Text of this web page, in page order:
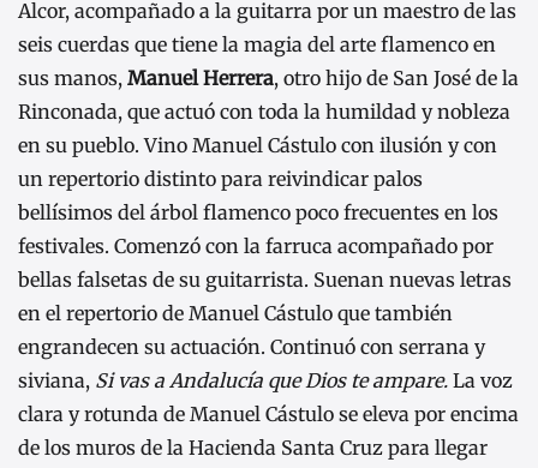
Alcor, acompañado a la guitarra por un maestro de las
seis cuerdas que tiene la magia del arte flamenco en
sus manos, Manuel Herrera, otro hijo de San José de la
Rinconada, que actuó con toda la humildad y nobleza
en su pueblo. Vino Manuel Cástulo con ilusión y con
un repertorio distinto para reivindicar palos
bellísimos del árbol flamenco poco frecuentes en los
festivales. Comenzó con la farruca acompañado por
bellas falsetas de su guitarrista. Suenan nuevas letras
en el repertorio de Manuel Cástulo que también
engrandecen su actuación. Continuó con serrana y
siviana, Si vas a Andalucía que Dios te ampare. La voz
clara y rotunda de Manuel Cástulo se eleva por encima
de los muros de la Hacienda Santa Cruz para llegar